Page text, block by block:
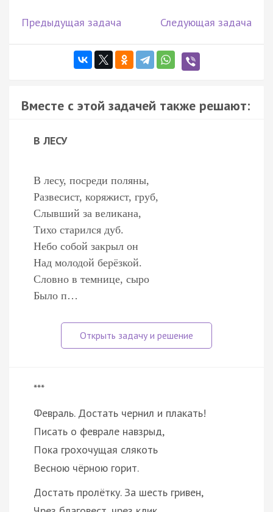
Предыдущая задача Следующая задача
Вместе с этой задачей также решают:
В ЛЕСУ
В лесу, посреди поляны,
Развесист, коряжист, груб,
Слывший за великана,
Тихо старился дуб.
Небо собой закрыл он
Над молодой берёзкой.
Словно в темнице, сыро
Было п…
***
Февраль. Достать чернил и плакать!
Писать о феврале навзрыд,
Пока грохочущая слякоть
Весною чёрною горит.
Достать пролётку. За шесть гривен,